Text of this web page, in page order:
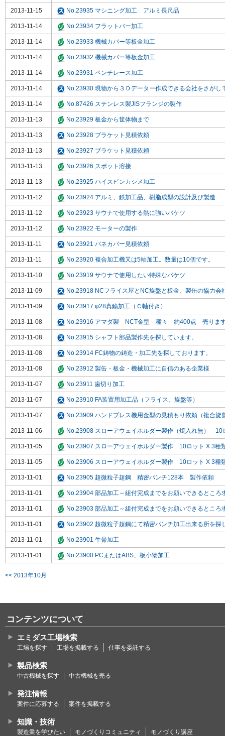
2013-11-15 No.23935 マシニング加工 アルミ長尺品
2013-11-14 No.23934 フラットバー加工
2013-11-14 No.23933 機械カバー等板金加工
2013-11-14 No.23932 機械カバー等板金加工
2013-11-14 No.23931 ペンチレース加工
2013-11-14 No.23930 現物から３Ｄデーター作成できる会社をさがし
2013-11-14 No.87426 ステンレス製JISフランジの製作
2013-11-13 No.23929 板金から筐体物まで
2013-11-13 No.23928 ブラケット見積依頼
2013-11-13 No.23927 ブラケット見積依頼
2013-11-13 No.23926 スポット溶接
2013-11-13 No.23925 ハイスピンカシメ加工
2013-11-12 No.23924 アルミ、鉄加工品、樹脂成型の設計及び製造
2013-11-12 No.23923 サウナで使用する熱に強いバケツ
2013-11-12 No.23922 モーターの製作
2013-11-11 No.23921 バネカバー見積依頼
2013-11-11 No.23920 複合加工機又は5軸加工。数量は10個です。
2013-11-10 No.23919 サウナで使用したい特殊なバケツ
2013-11-09 No.23918 NCフライス屋とNC旋盤と板金、製缶の協力会
2013-11-09 No.23917 φ28真鍮加工（Ｃ軸付き）
2013-11-08 No.23916 アマダ製 NCT金型 種々 約400点 売りま
2013-11-08 No.23915 シャフト部品製作先を探しています。
2013-11-08 No.23914 FC鋳物の鋳造・加工先を探しております。
2013-11-08 No.23912 製缶・板金・機械加工に自信のある企業様
2013-11-07 No.23911 歯切り加工
2013-11-07 No.23910 FA装置用加工品（フライス、旋盤等）
2013-11-07 No.23909 ハンドプレス機用金型の見積もり依頼（複合旋
2013-11-06 No.23908 スローアウェイホルダー製作（焼入れ無） 10
2013-11-05 No.23907 スローアウェイホルダー製作 10ロット X 3種
2013-11-05 No.23906 スローアウェイホルダー製作 10ロット X 3種
2013-11-01 No.23905 超微粒子超鋼 精密パンチ128本 製作依頼
2013-11-01 No.23904 部品加工～組付完成までをお願いできるところ
2013-11-01 No.23903 部品加工～組付完成までをお願いできるところ
2013-11-01 No.23902 超微粒子超鋼にて精密パンチ加工出来る所を探
2013-11-01 No.23901 牛骨加工
2013-11-01 No.23900 PCまたはABS、板小物加工
<< 2013年10月
コンテンツについて
エミダス工場検索
工場を探す 工場を掲載する 仕事を委託する
製品検索
中古機械を探す 中古機械を売る
発注情報
案件に応募する 案件を掲載する
知識・技術
製造業を学びたい モノづくりコミュニティ モノづくり講座